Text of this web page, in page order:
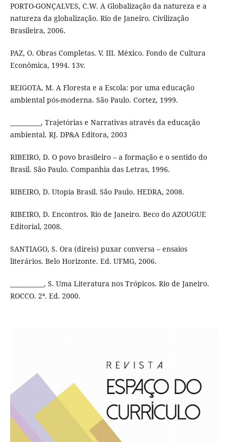
PORTO-GONÇALVES, C.W. A Globalização da natureza e a
natureza da globalização. Rio de Janeiro. Civilização
Brasileira, 2006.
PAZ, O. Obras Completas. V. III. México. Fondo de Cultura
Econômica, 1994. 13v.
REIGOTA, M. A Floresta e a Escola: por uma educação
ambiental pós-moderna. São Paulo. Cortez, 1999.
__________, Trajetórias e Narrativas através da educação
ambiental. RJ. DP&A Editora, 2003
RIBEIRO, D. O povo brasileiro – a formação e o sentido do
Brasil. São Paulo. Companhia das Letras, 1996.
RIBEIRO, D. Utopia Brasil. São Paulo. HEDRA, 2008.
RIBEIRO, D. Encontros. Rio de Janeiro. Beco do AZOUGUE
Editorial, 2008.
SANTIAGO, S. Ora (direis) puxar conversa – ensaios
literários. Belo Horizonte. Ed. UFMG, 2006.
___________, S. Uma Literatura nos Trópicos. Rio de Janeiro.
ROCCO. 2ª. Ed. 2000.